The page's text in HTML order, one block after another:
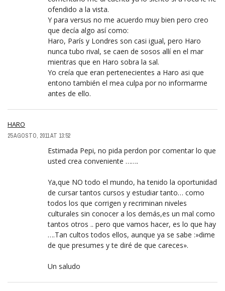
ofendido a la vista.
Y para versus no me acuerdo muy bien pero creo
que decía algo así como:
Haro, París y Londres son casi igual, pero Haro
nunca tubo rival, se caen de sosos allí en el mar
mientras que en Haro sobra la sal.
Yo creía que eran pertenecientes a Haro asi que
entono también el mea culpa por no informarme
antes de ello.
HARO
25 AGOSTO, 2011 AT 13:52
Estimada Pepi, no pida perdon por comentar lo que
usted crea conveniente …….
Ya,que NO todo el mundo, ha tenido la oportunidad
de cursar tantos cursos y estudiar tanto… como
todos los que corrigen y recriminan niveles
culturales sin conocer a los demás,es un mal como
tantos otros .. pero que vamos hacer, es lo que hay
….Tan cultos todos ellos, aunque ya se sabe :»dime
de que presumes y te diré de que careces».
Un saludo